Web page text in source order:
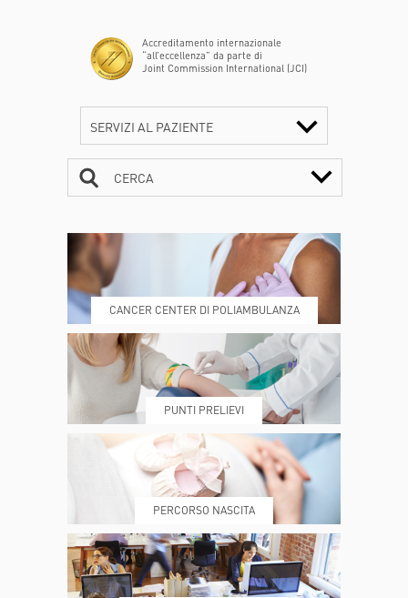
Accreditamento internazionale
“all’eccellenza” da parte di
Joint Commission International (JCI)
SERVIZI AL PAZIENTE
DOVE SIAMO ESAMI E VISITE
PRENOTA MY POLI
REFERTI REPARTI
CERCA
CANCER CENTER DI POLIAMBULANZA
PUNTI PRELIEVI
PERCORSO NASCITA